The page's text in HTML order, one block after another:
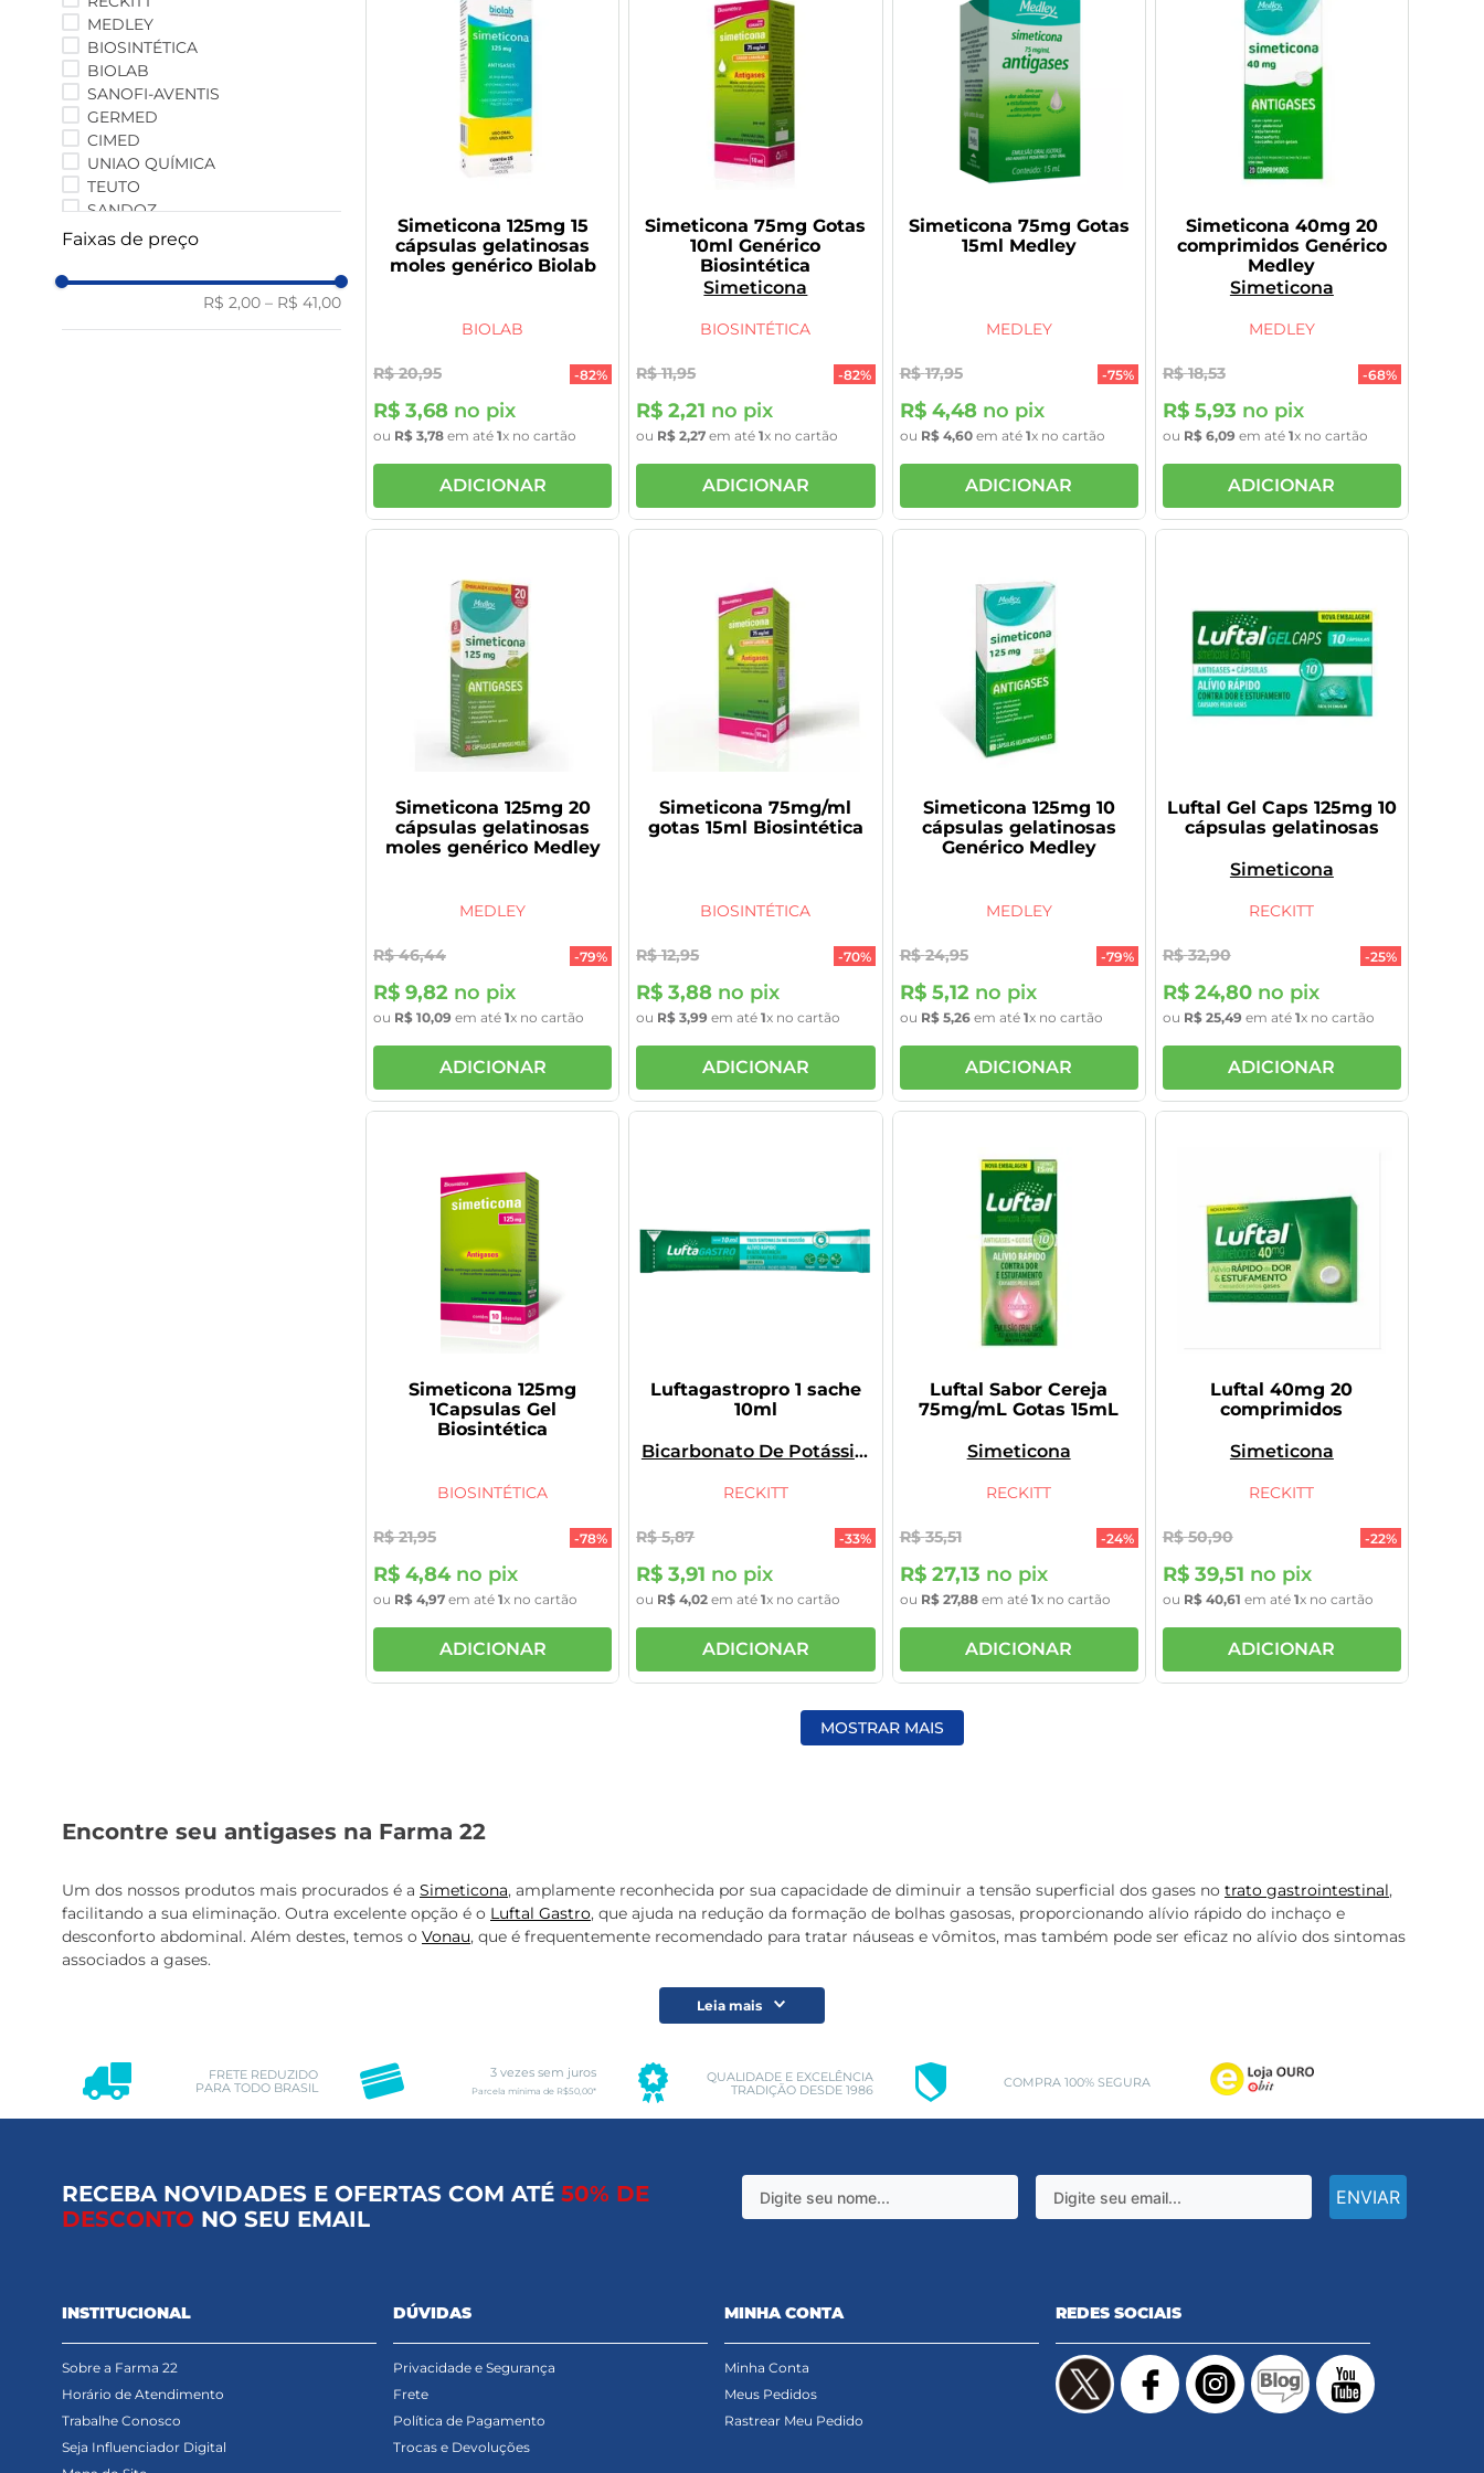
rivaroxabana 20mg
MEDLEY
BIOSINTÉTICA
BIOLAB
SANOFI-AVENTIS
GERMED
CIMED
UNIAO QUÍMICA
TEUTO
SANDOZ
PRATI DONADUZZI
NOVAQUÍMICA
JANSSEN-CILAG
Faixas de preço
R$ 2,00 – R$ 41,00
Simeticona 125mg 15
cápsulas gelatinosas
moles genérico Biolab
BIOLAB
R$ 20,95 -82%
R$ 3,68 no pix
ou R$ 3,78 em até 1x no cartão
ADICIONAR
Simeticona 75mg Gotas
10ml Genérico
Biosintética
Simeticona
BIOSINTÉTICA
R$ 11,95 -82%
R$ 2,21 no pix
ou R$ 2,27 em até1x no cartão
ADICIONAR
Simeticona 75mg Gotas
15ml Medley
MEDLEY
R$ 17,95 -75%
R$ 4,48no pix
ou R$ 4,60em até 1x no cartão
ADICIONAR
Simeticona 40mg 20
comprimidos Genérico
Medley
Simeticona
MEDLEY
R$ 18,53 -68%
R$ 5,93 no pix
ou R$ 6,09 em até 1x no cartão
ADICIONAR
Simeticona 125mg 20
cápsulas gelatinosas
moles genérico Medley
MEDLEY
R$ 46,44 -79%
R$ 9,82 no pix
ou R$ 10,09 em até 1x no cartão
ADICIONAR
Simeticona 75mg/ml
gotas 15ml Biosintética
BIOSINTÉTICA
R$ 12,95 -70%
R$ 3,88 no pix
ou R$ 3,99 em até1x no cartão
ADICIONAR
Simeticona 125mg 10
cápsulas gelatinosas
Genérico Medley
MEDLEY
R$ 24,95 -79%
R$ 5,12 no pix
ou R$ 5,26em até 1x no cartão
ADICIONAR
Luftal Gel Caps 125mg 10
cápsulas gelatinosas
Simeticona
RECKITT
R$ 32,90 -25%
R$ 24,80no pix
ou R$ 25,49 em até 1x no cartão
ADICIONAR
Simeticona 125mg
1Capsulas Gel
Biosintética
BIOSINTÉTICA
R$ 21,95 -78%
R$ 4,84no pix
ou R$ 4,97 em até 1x no cartão
ADICIONAR
Luftagastropro 1 sache
10ml
Bicarbonato De Potássio,
Sódio/Tea
RECKITT
R$ 5,87 -33%
R$ 3,91 no pix
ou R$ 4,02 em até1x no cartão
ADICIONAR
Luftal Sabor Cereja
75mg/mL Gotas 15mL
Simeticona
RECKITT
R$ 35,51 -24%
R$ 27,13 no pix
ou R$ 27,88em até 1x no cartão
ADICIONAR
Luftal 40mg 20
comprimidos
Simeticona
RECKITT
R$ 50,90 -22%
R$ 39,51 no pix
ou R$ 40,61 em até 1x no cartão
ADICIONAR
MOSTRAR MAIS
Encontre seu antigases na Farma 22
Um dos nossos produtos mais procurados é a Simeticona, amplamente reconhecida por sua capacidade de diminuir a tensão superficial dos gases no trato gastrointestinal,
facilitando a sua eliminação. Outra excelente opção é o Luftal Gastro, que ajuda na redução da formação de bolhas gasosas, proporcionando alívio rápido do inchaço e
desconforto abdominal. Além destes, temos o Vonau, que é frequentemente recomendado para tratar náuseas e vômitos, mas também pode ser eficaz no alívio dos sintomas
associados a gases.
Leia mais
FRETE REDUZIDO
PARA TODO BRASIL
3 vezes sem juros
Parcela mínima de R$50,00*
QUALIDADE E EXCELÊNCIA
TRADIÇÃO DESDE 1986
COMPRA 100% SEGURA
RECEBA NOVIDADES E OFERTAS COM ATÉ 50% DE
DESCONTO NO SEU EMAIL
ENVIAR
INSTITUCIONAL
Sobre a Farma 22
Horário de Atendimento
Trabalhe Conosco
Seja Influenciador Digital
DÚVIDAS
Privacidade e Segurança
Frete
Política de Pagamento
Trocas e Devoluções
MINHA CONTA
Minha Conta
Meus Pedidos
Rastrear Meu Pedido
REDES SOCIAIS